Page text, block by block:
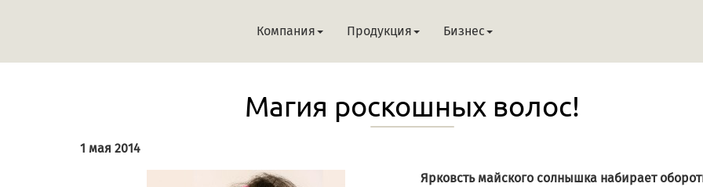
Компания Продукция Бизнес
Магия роскошных волос!
1 мая 2014
Ярковсть майского солнышка набирает